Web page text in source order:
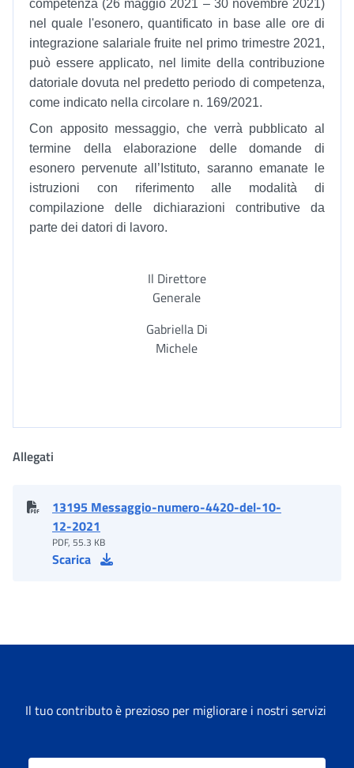
competenza (26 maggio 2021 – 30 novembre 2021)
nel quale l'esonero, quantificato in base alle ore di
integrazione salariale fruite nel primo trimestre 2021,
può essere applicato, nel limite della contribuzione
datoriale dovuta nel predetto periodo di competenza,
come indicato nella circolare n. 169/2021.
Con apposito messaggio, che verrà pubblicato al
termine della elaborazione delle domande di
esonero pervenute all’Istituto, saranno emanate le
istruzioni con riferimento alle modalità di
compilazione delle dichiarazioni contributive da
parte dei datori di lavoro.
Il Direttore
Generale
Gabriella Di
Michele
Allegati
13195 Messaggio-numero-4420-del-10-
12-2021
PDF, 55.3 KB
Scarica
Il tuo contributo è prezioso per migliorare i nostri servizi